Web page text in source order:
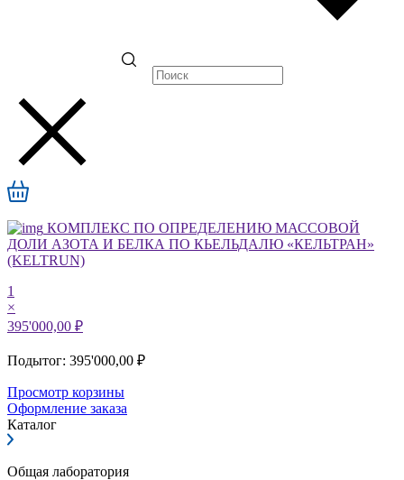
КОМПЛЕКС ПО ОПРЕДЕЛЕНИЮ МАССОВОЙ
ДОЛИ АЗОТА И БЕЛКА ПО КЬЕЛЬДАЛЮ «КЕЛЬТРАН»
(KELTRUN)
1
×
395'000,00 ₽
Подытог: 395'000,00 ₽
Просмотр корзины
Оформление заказа
Каталог
Общая лаборатория